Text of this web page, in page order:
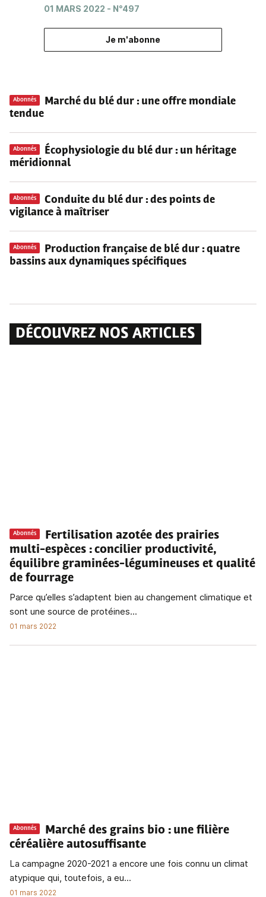
01 MARS 2022 - N°497
Je m'abonne
Abonnés Marché du blé dur : une offre mondiale
tendue
Abonnés Écophysiologie du blé dur : un héritage
méridionnal
Abonnés Conduite du blé dur : des points de
vigilance à maîtriser
Abonnés Production française de blé dur : quatre
bassins aux dynamiques spécifiques
DÉCOUVREZ NOS ARTICLES
Abonnés
Fertilisation azotée des prairies
multi-espèces : concilier productivité,
équilibre graminées-légumineuses et qualité
de fourrage
Parce qu’elles s’adaptent bien au changement climatique et
sont une source de protéines...
01 mars 2022
Abonnés Marché des grains bio : une filière
céréalière autosuffisante
La campagne 2020-2021 a encore une fois connu un climat
atypique qui, toutefois, a eu...
01 mars 2022